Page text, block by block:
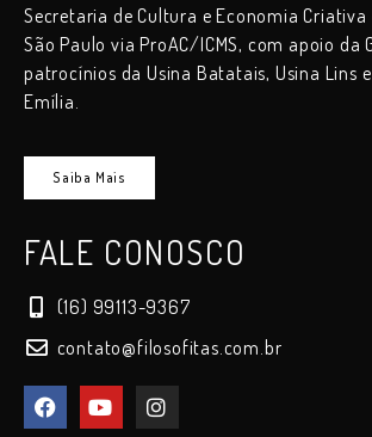
Secretaria de Cultura e Economia Criativa
São Paulo via ProAC/ICMS, com apoio da
patrocínios da Usina Batatais, Usina Lins
Emília.
Saiba Mais
FALE CONOSCO
(16) 99113-9367
contato@filosofitas.com.br